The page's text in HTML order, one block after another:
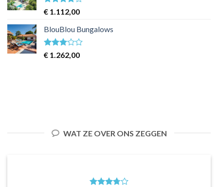
Waardering
€ 1.112,00
BlouBlou Bungalows
Waardering
€ 1.262,00
WAT ZE OVER ONS ZEGGEN